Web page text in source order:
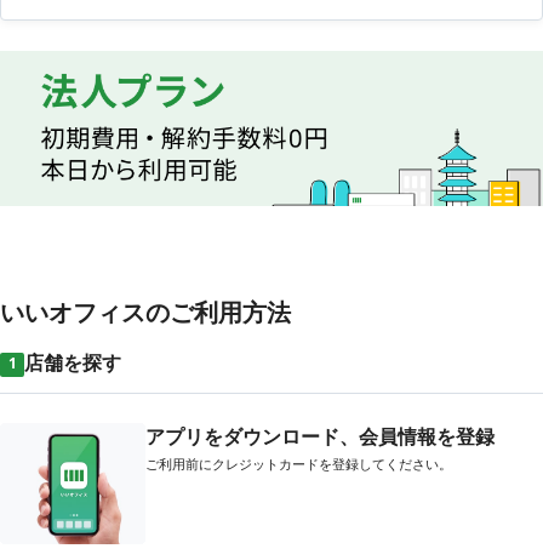
いいオフィスのご利用方法
1 店舗を探す
アプリをダウンロード、会員情報を登録
ご利用前にクレジットカードを登録してください。